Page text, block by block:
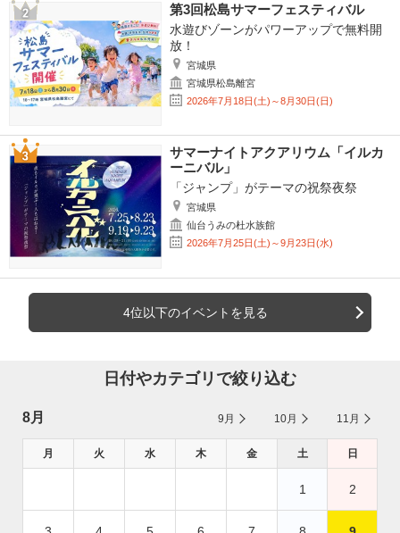
第3回松島サマーフェスティバル
水遊びゾーンがパワーアップで無料開
放！
宮城県
宮城県松島離宮
2026年7月18日(土)～8月30日(日)
サマーナイトアクアリウム「イルカ
ーニバル」
「ジャンプ」がテーマの祝祭夜祭
宮城県
仙台うみの杜水族館
2026年7月25日(土)～9月23日(水)
4位以下のイベントを見る
日付やカテゴリで絞り込む
8月 9月 10月 11月
月 火 水 木 金 土 日
1 2